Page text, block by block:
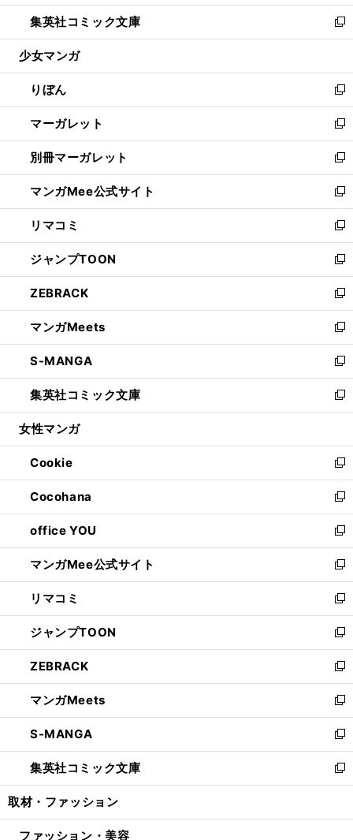
開
く
ウ
で
開
ン
ド
ウ
開
く
ウ
ィ
ン
ウ
で
開
く
し
い
ウ
ン
ド
ウ
で
開
く
集英社コミック文庫
新
し
ウ
ィ
ン
ド
ウ
で
開
く
少女マンガ
りぼん
新
し
い
ウ
ィ
ン
ド
ウ
で
開
く
マーガレット
新
し
い
ウ
ィ
ン
ド
ウ
で
開
く
別冊マーガレット
新
し
い
ウ
ィ
ン
ド
ウ
で
開
く
マンガMee公式サイト
新
し
い
ウ
ィ
ン
ド
ウ
で
開
く
リマコミ
新
し
い
ウ
ィ
ン
ド
ウ
で
開
く
ジャンプTOON
新
し
い
ウ
ィ
ン
ド
ウ
で
開
ZEBRACK
新
し
い
ウ
ィ
ン
ド
ウ
開
く
マンガMeets
新
し
い
ウ
ィ
ン
ウ
で
開
く
S-MANGA
新
し
い
ウ
ン
ド
ウ
で
開
く
集英社コミック文庫
新
し
ウ
ィ
ン
ド
ウ
で
開
く
女性マンガ
Cookie
新
し
い
ウ
ィ
ン
ド
ウ
で
開
く
Cocohana
新
し
い
ウ
ィ
ン
ド
ウ
で
開
く
office YOU
新
し
い
ウ
ィ
ン
ド
ウ
で
開
く
マンガMee公式サイト
新
し
い
ウ
ィ
ン
ド
ウ
で
開
く
リマコミ
新
し
い
ウ
ィ
ン
ド
ウ
で
開
く
ジャンプTOON
新
し
い
ウ
ィ
ン
ド
ウ
で
開
ZEBRACK
新
し
い
ウ
ィ
ン
ド
ウ
開
マンガMeets
新
し
い
ウ
ィ
ン
ウ
S-MANGA
新
し
い
ウ
ン
集英社コミック文庫
新
し
ウ
取材・ファッション
ファッション・美容